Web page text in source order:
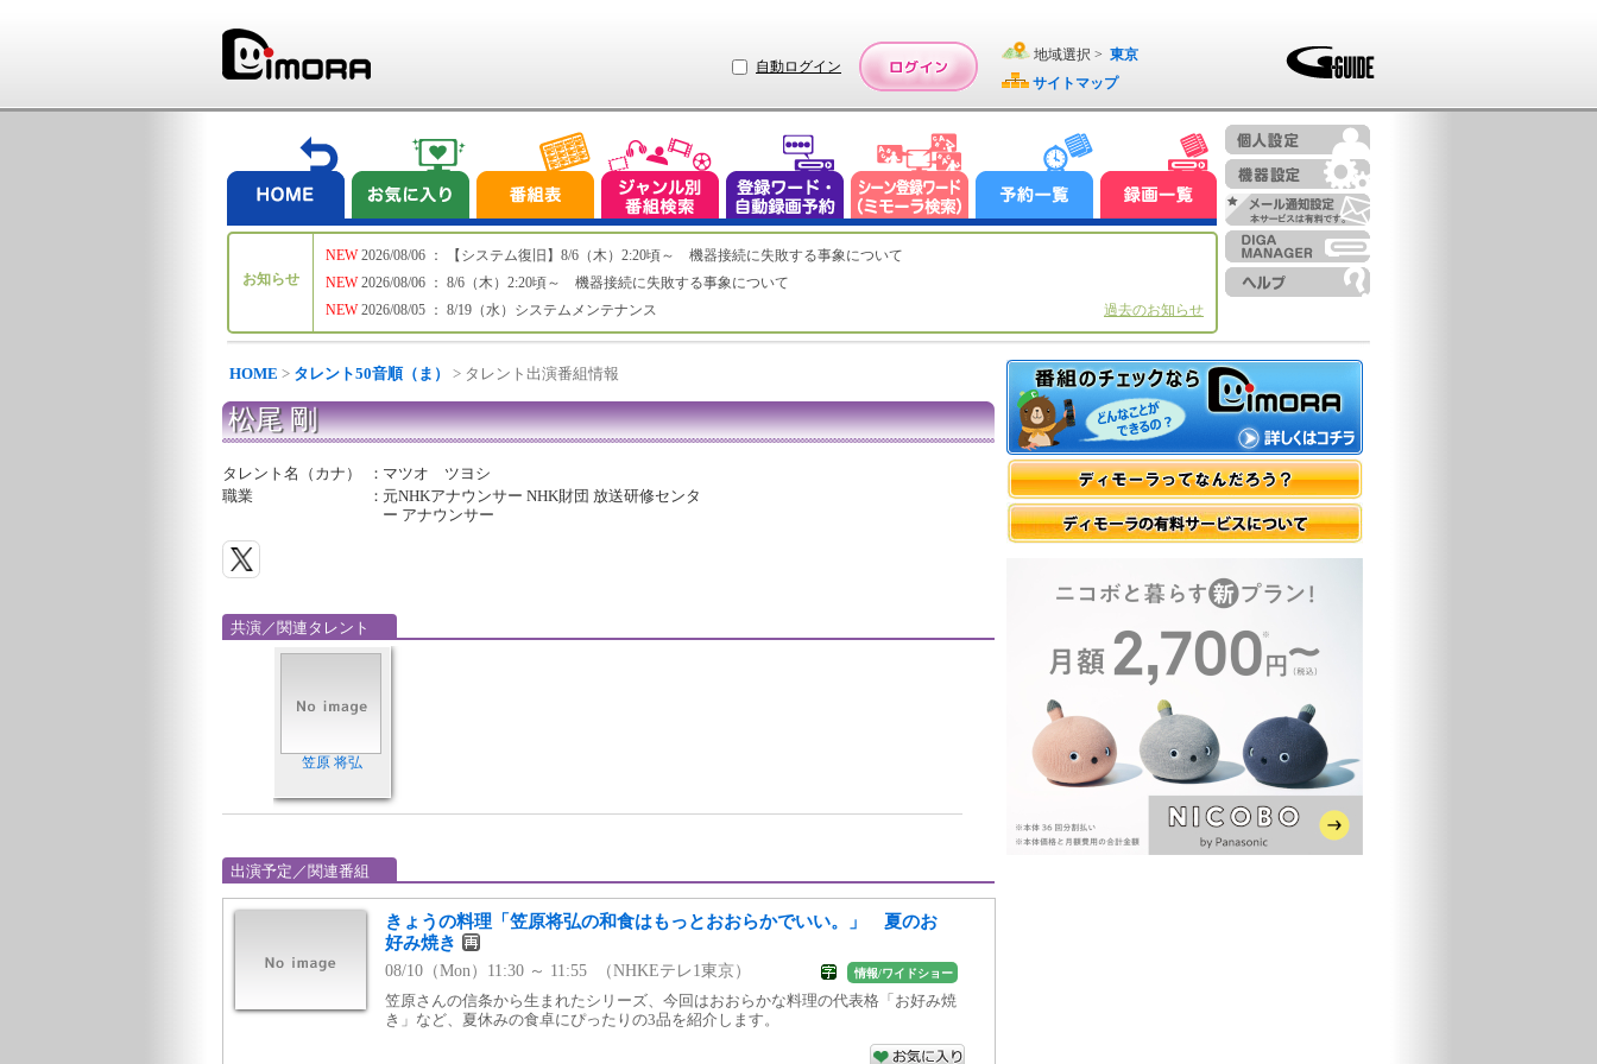
自動ログイン
地域選択 > 東京
サイトマップ
お知らせ
NEW
NEW
NEW
2026/08/06 ： 【システム復旧】8/6（木）2:20頃～ 機器接続に失敗する事象について
2026/08/06 ： 8/6（木）2:20頃～ 機器接続に失敗する事象について
2026/08/05 ： 8/19（水）システムメンテナンス
過去のお知らせ
HOME > タレント50音順（ま） > タレント出演番組情報
松尾 剛
タレント名（カナ） ： マツオ ツヨシ
職業
： 元NHKアナウンサー NHK財団 放送研修センタ
ー アナウンサー
共演／関連タレント
笠原 将弘
出演予定／関連番組
きょうの料理「笠原将弘の和食はもっとおおらかでいい。」 夏のお
好み焼き
08/10（Mon）11:30 ～ 11:55 （NHKEテレ1東京） 情報/ワイドショー
笠原さんの信条から生まれたシリーズ、今回はおおらかな料理の代表格「お好み焼
き」など、夏休みの食卓にぴったりの3品を紹介します。